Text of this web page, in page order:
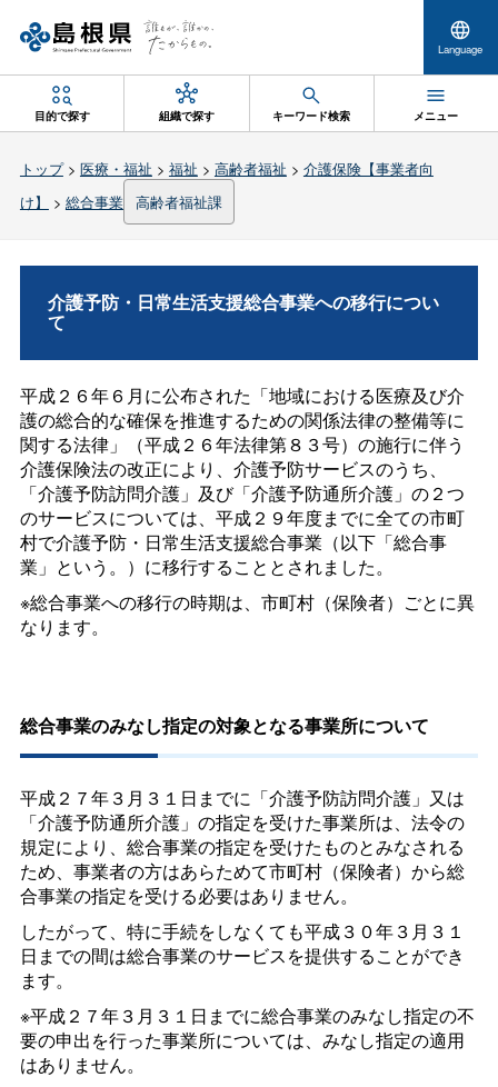
Language
目的で探す 組織で探す キーワード検索 メニュー
トップ> 医療・福祉 > 福祉 > 高齢者福祉 > 介護保険【事業者向
け】
> 総合事業 高齢者福祉課
介護予防・日常生活支援総合事業への移行につい
て
平成２６年６月に公布された「地域における医療及び介
護の総合的な確保を推進するための関係法律の整備等に
関する法律」（平成２６年法律第８３号）の施行に伴う
介護保険法の改正により、介護予防サービスのうち、
「介護予防訪問介護」及び「介護予防通所介護」の２つ
のサービスについては、平成２９年度までに全ての市町
村で介護予防・日常生活支援総合事業（以下「総合事
業」という。）に移行することとされました。
※総合事業への移行の時期は、市町村（保険者）ごとに異
なります。
総合事業のみなし指定の対象となる事業所について
平成２７年３月３１日までに「介護予防訪問介護」又は
「介護予防通所介護」の指定を受けた事業所は、法令の
規定により、総合事業の指定を受けたものとみなされる
ため、事業者の方はあらためて市町村（保険者）から総
合事業の指定を受ける必要はありません。
したがって、特に手続をしなくても平成３０年３月３１
日までの間は総合事業のサービスを提供することができ
ます。
※平成２７年３月３１日までに総合事業のみなし指定の不
要の申出を行った事業所については、みなし指定の適用
はありません。